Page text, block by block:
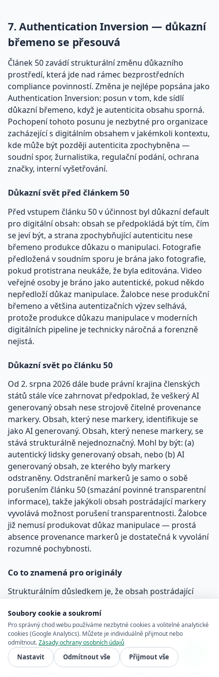
7. Authentication Inversion — důkazní
břemeno se přesouvá
Článek 50 zavádí strukturální změnu důkazního
prostředí, která jde nad rámec bezprostředních
compliance povinností. Změna je nejlépe popsána jako
Authentication Inversion: posun v tom, kde sídlí
důkazní břemeno, když je autenticita obsahu sporná.
Pochopení tohoto posunu je nezbytné pro organizace
zacházející s digitálním obsahem v jakémkoli kontextu,
kde může být později autenticita zpochybněna —
soudní spor, žurnalistika, regulační podání, ochrana
značky, interní vyšetřování.
Důkazní svět před článkem 50
Před vstupem článku 50 v účinnost byl důkazní default
pro digitální obsah: obsah se předpokládá být tím, čím
se jeví být, a strana zpochybňující autenticitu nese
břemeno produkce důkazu o manipulaci. Fotografie
předložená v soudním sporu je brána jako fotografie,
pokud protistrana neukáže, že byla editována. Video
veřejné osoby je bráno jako autentické, pokud někdo
nepředloží důkaz manipulace. Žalobce nese produkční
břemeno a většina autentizačních výzev selhává,
protože produkce důkazu manipulace v moderních
digitálních pipeline je technicky náročná a forenzně
nejistá.
Důkazní svět po článku 50
Od 2. srpna 2026 dále bude právní krajina členských
států stále více zahrnovat předpoklad, že veškerý AI
generovaný obsah nese strojově čitelné provenance
markery. Obsah, který nese markery, identifikuje se
jako AI generovaný. Obsah, který nenese markery, se
stává strukturálně nejednoznačný. Mohl by být: (a)
autentický lidsky generovaný obsah, nebo (b) AI
generovaný obsah, ze kterého byly markery
odstraněny. Odstranění markerů je samo o sobě
porušením článku 50 (smazání povinné transparentní
informace), takže jakýkoli obsah postrádající markery
vyvolává možnost porušení transparentnosti. Žalobce
již nemusí produkovat důkaz manipulace — prostá
absence provenance markerů je dostatečná k vyvolání
rozumné pochybnosti.
Co to znamená pro originály
Strukturálním důsledkem je, že obsah postrádající
podezřelým. Originální fotografie zachycená
novinářem nemá Article 50 marker, protože článek 50
se týká pouze AI generovaného obsahu. Ale podle
nové důkazní baseline absence pozitivního AI markeru
již není rozhodující. Protistrana může argumentovat:
Soubory cookie a soukromí
Pro správný chod webu používáme nezbytné cookies a volitelné analytické
cookies (Google Analytics). Můžete je individuálně přijmout nebo
odmítnout.Zásady ochrany osobních údajů
Nastavit Odmítnout vše Přijmout vše